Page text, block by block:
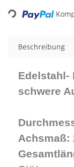
Beschreibung
Edelstahl-
schwere
Achsmaß: